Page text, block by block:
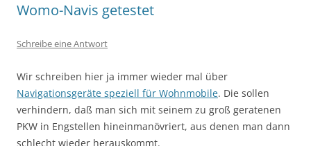
Womo-Navis getestet
Schreibe eine Antwort
Wir schreiben hier ja immer wieder mal über
Navigationsgeräte speziell für Wohnmobile. Die sollen
verhindern, daß man sich mit seinem zu groß geratenen
PKW in Engstellen hineinmanövriert, aus denen man dann
schlecht wieder herauskommt.